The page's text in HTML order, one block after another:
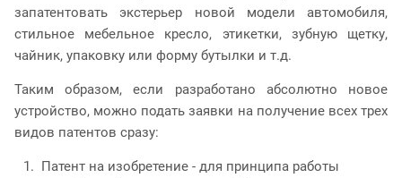
запатентовать экстерьер новой модели автомобиля,
стильное мебельное кресло, этикетки, зубную щетку,
чайник, упаковку или форму бутылки и т.д.
Таким образом, если разработано абсолютно новое
устройство, можно подать заявки на получение всех трех
видов патентов сразу:
Патент на изобретение - для принципа работы